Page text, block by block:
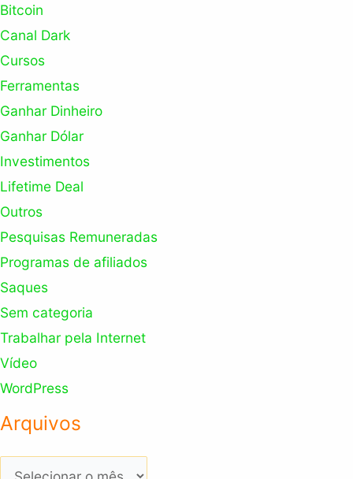
Bitcoin
Canal Dark
Cursos
Ferramentas
Ganhar Dinheiro
Ganhar Dólar
Investimentos
Lifetime Deal
Outros
Pesquisas Remuneradas
Programas de afiliados
Saques
Sem categoria
Trabalhar pela Internet
Vídeo
WordPress
Arquivos
Arquivos